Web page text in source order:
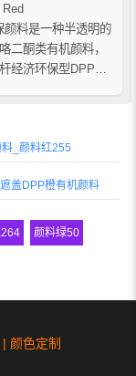
颜料是一种半透明的
二酮类有机颜料，
经济环保型DPP颜
的室内和部分室外
_颜料红255
盖DPP橙有机颜料
颜料绿50
颜色定制